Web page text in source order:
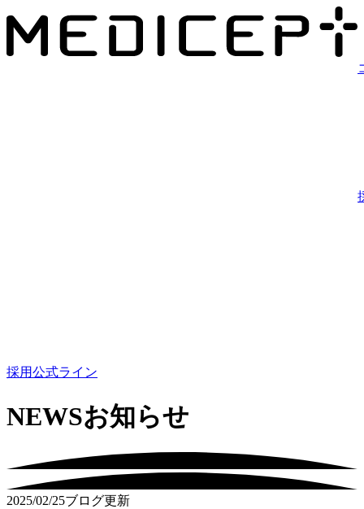
採用公式ライン
NEWSお知らせ
2025/02/25ブログ更新